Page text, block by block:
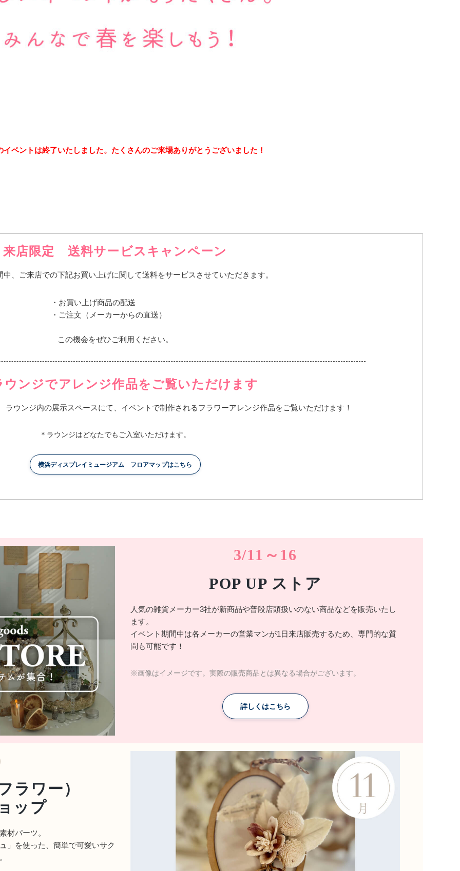
イベントは終了いたしました。たくさんのご来場ありがとうございました！
来店限定 送料サービスキャンペーン
中、ご来店での下記お買い上げに関して送料をサービスさせていただきます。
・お買い上げ商品の配送
・ご注文（メーカーからの直送）
この機会をぜひご利用ください。
ウンジでアレンジ作品をご覧いただけます
ウンジ内の展示スペースにて、イベントで制作されるフラワーアレンジ作品をご覧いただけます！
＊ラウンジはどなたでもご入室いただけます。
横浜ディスプレイミュージアム フロアマップはこちら
3/11～16
POP UP ストア
人気の雑貨メーカー3社が新商品や普段店頭扱いのない商品などを販売いたし
ます。
イベント期間中は各メーカーの営業マンが1日来店販売するため、専門的な質
問も可能です！
※画像はイメージです。実際の販売商品とは異なる場合がございます。
詳しくはこちら
ラワー）
ップ
材パーツ。
」を使った、簡単で可愛いサク